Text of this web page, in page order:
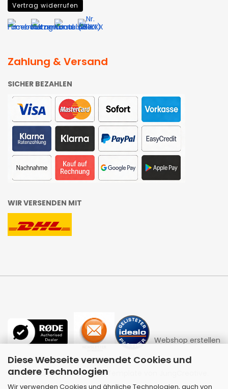
Diese Webseite verwendet Cookies und
andere Technologien
Wir verwenden Cookies und ähnliche Technologien, auch von
Vertrag widerrufen
Zahlung & Versand
SICHER BEZAHLEN
WIR VERSENDEN MIT
Webshop erstellen
mit Gambio.de © 2026 | Template von